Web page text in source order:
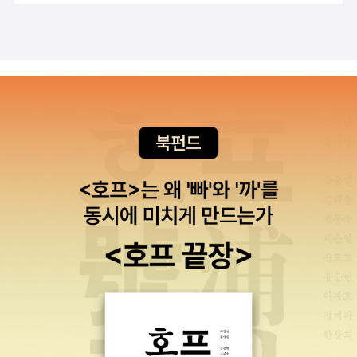
계로까지 나아갈 수 있지 않을까 기대를 해봅니다. 그렇게 되기를
로 읽을 수 있는 날이 올 수 있기를 기대해봅니다. 이 두 권의 책
이 6년의 집필 기간이 걸렸다는 것을 감안할 때 세 번째 작업은
들의 바람이 꼭 결실을 맺을 수 있기를 기대해봅니다. 감사합니
와 민간기업에서 자신감과 활기가 되살아나길 바랐고, 경제 활성
까지 정부는 댐과 고속도로 건설에 수천억 엔을 지출했다. 그러나
이런 식의 공공투자로 침체된 경기를 부양하기는 어려웠다. 게다
수출을 통해 경기회복을 꾀하기가 불가능해 진 것이다..경제상황
은 1995년과 1997년 중반 사이에 다소 호전되었다. 미일공동으
로 엔화의 가치를 절하하고...GDP의 3%이상에 달하는 공공지출
계획을 발표했다. 이런 조치들은 수출과 국내의 투자와 소비를 자
극했다.....그러나 경제회복은 부실한 기반 위에서 이루어졌다. 경
신규채용을 하지 않고 기존사원들의 초과근무시간을 늘렸다. 물
‘맛’만으로 읽어낼 수 있는 작품도 아니다. 이쯤 되면 재미 없는
소설이라 부를 법도 한데 이상하게 그렇지가 않다. 주인공 앨프레
드의 기괴한 의지 때문이다. 권태와 오욕을 온몸에 휘어감고 자기
나름의 (잘못된) 방향을 향해 가족을 이끌어 온 초로의 남자를 비
출 때, 그는 비록 왜곡되었지만 번쩍거린다. 파킨슨 병에 걸려 쪼
그라드는 육신과 ‘실패한 과거’들이 강제로 복기되는 상황 앞에서
도 흔들리지 않는 강인한 의지는 너무 순수하고 ‘리얼’해서 비난
할 수가 없다. 깨닫지도 못하고 회한에 접어들지도 못한 의지, 타
인은 물론이고 자신의 육체조차 감당하지 못하게 된 그 의지는 어
디에서 오는가? 왜 이미 실패한 삶을 포기하지 않는가? 그리고
지도 않고, 내가 너무 기분이 나빠 보험회사 직원에게 전화를 했
게다가 날마다 찾아갔었다니. 내가 병원에 없다고 그런 쌩거짓말
을 하다니. 내가 더 화가나서 자주 와봐야 이주에 한번, 한달에 한
받으러 병원을 또 옮겨간 후 한번도 안와봤는데 뭘 자주 들여다봤
냐고 했다. 더 얘기해봐야 사람을 대상으로 보지 않고 영업해야하
는 업무일과로만 보고 있는 보험회사 직원에게 뭘 바라겠냐 싶어
서 나중에 필요하면 다시 연락한다고 전화를 끊어버렸다. 아, 정
말...엊그제 도착한 용서할 수 없는,이 더 피부로 와닿을 것만 같